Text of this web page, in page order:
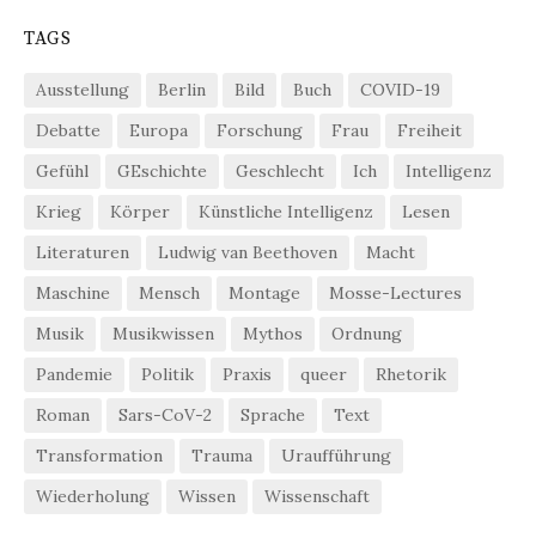
TAGS
Ausstellung Berlin Bild Buch
COVID-19
Debatte
Europa Forschung Frau
Freiheit
Gefühl
GEschichte Geschlecht Ich
Intelligenz
Krieg
Körper Künstliche Intelligenz
Lesen
Literaturen
Ludwig van Beethoven
Macht
Maschine
Mensch Montage
Mosse-Lectures
Musik
Musikwissen Mythos
Ordnung
Pandemie
Politik Praxis queer
Rhetorik
Roman
Sars-CoV-2 Sprache
Text
Transformation
Trauma
Uraufführung
Wiederholung
Wissen Wissenschaft